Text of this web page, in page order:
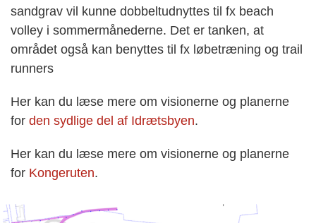
sandgrav vil kunne dobbeltudnyttes til fx beach
volley i sommermånederne. Det er tanken, at
området også kan benyttes til fx løbetræning og trail
runners
Her kan du læse mere om visionerne og planerne
for den sydlige del af Idrætsbyen.
Her kan du læse mere om visionerne og planerne
for Kongeruten.